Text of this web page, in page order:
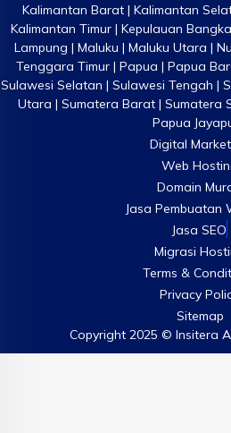
Kalimantan Barat | Kalimantan
Kalimantan Timur | Kepulauan
Lampung | Maluku | Maluku Utara |
Tenggara Timur | Papua | Papua
Sulawesi Selatan | Sulawesi Tengah |
Utara | Sumatera Barat | Sumatera
Papua
Digital
Web
Domain
Jasa Pembuatan
Jasa SEO
Migrasi
Terms &
Privacy
Sitemap
Copyright 2025 © Insitera